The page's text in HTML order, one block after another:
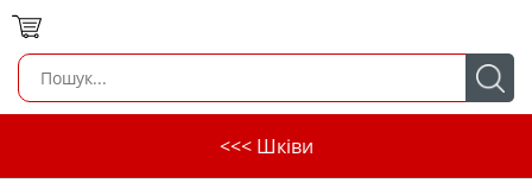
<<< Шківи